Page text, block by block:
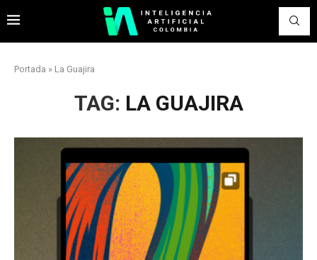
Portada » La Guajira
TAG: LA GUAJIRA